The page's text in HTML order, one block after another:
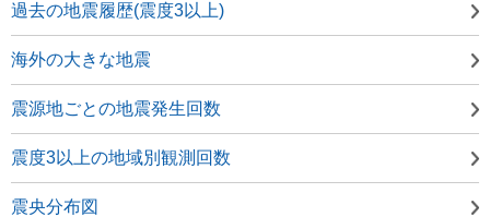
過去の地震履歴(震度3以上)
海外の大きな地震
震源地ごとの地震発生回数
震度3以上の地域別観測回数
震央分布図